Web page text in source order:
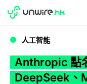
WWDC 2026
人工智能
Anthropic 點
DeepSeek、